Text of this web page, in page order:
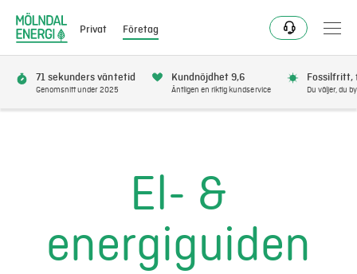
Privat Företag
Fjärrvärme & kyla
Energitjänster
71 sekunders väntetid
Genomsnitt under 2025
Kundnöjdhet 9,6
Äntligen en riktig kundservice
Fossilfritt,
Du väljer, du
El- &
energiguiden